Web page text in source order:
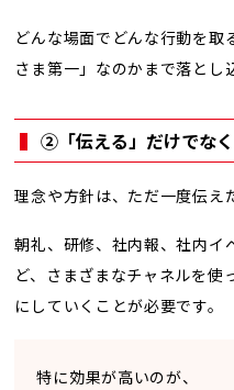
どんな場面でどんな行動を取
さま第一」なのかまで落とし
②「伝える」だけでな
理念や方針は、ただ一度伝え
朝礼、研修、社内報、社内イ
ど、さまざまなチャネルを使
にしていくことが必要です。
特に効果が高いのが、